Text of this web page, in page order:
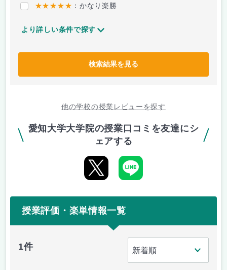
★★★★★ ：かなり楽勝
より詳しい条件で探す
検索結果を見る
他の学校の授業レビューを探す
愛知大学大学院の授業口コミを友達にシ
ェアする
授業評価・楽単情報一覧
1件